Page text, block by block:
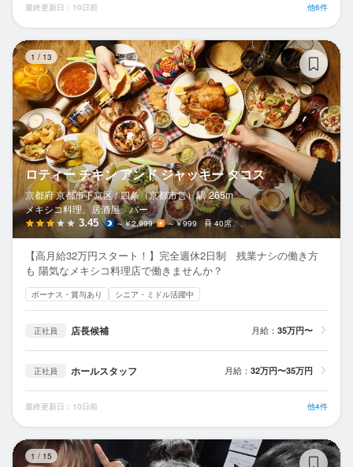
最終更新日：10日前 他6件
1 / 13
ロティー チキン アンド ジャッキー タコス
京都府 京都市下京区 / 四条（京都市営）駅 265m
メキシコ料理、居酒屋、バー
3.45 ～￥2,999 ～￥999 40席
【高月給32万円スタート！】完全週休2日制 残業ナシの働き方
も 陽気なメキシコ料理店で働きませんか？
ボーナス・賞与あり シニア・ミドル活躍中
正社員 店長候補 月給： 35万円〜
正社員 ホールスタッフ 月給： 32万円〜35万円
最終更新日：10日前 他4件
1 / 15